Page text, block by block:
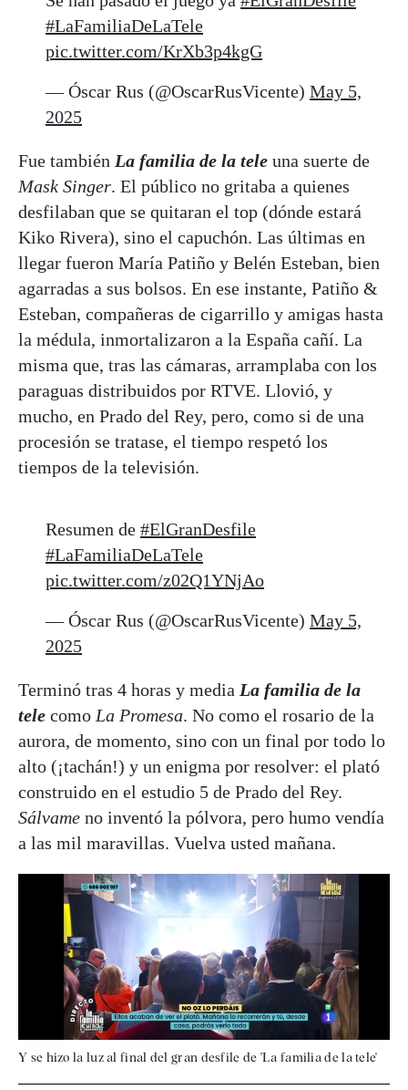
#LaFamiliaDeLaTele
pic.twitter.com/KrXb3p4kgG
— Óscar Rus (@OscarRusVicente) May 5,
2025
Fue también La familia de la tele una suerte de
Mask Singer. El público no gritaba a quienes
desfilaban que se quitaran el top (dónde estará
Kiko Rivera), sino el capuchón. Las últimas en
llegar fueron María Patiño y Belén Esteban, bien
agarradas a sus bolsos. En ese instante, Patiño &
Esteban, compañeras de cigarrillo y amigas hasta
la médula, inmortalizaron a la España cañí. La
misma que, tras las cámaras, arramplaba con los
paraguas distribuidos por RTVE. Llovió, y
mucho, en Prado del Rey, pero, como si de una
procesión se tratase, el tiempo respetó los
tiempos de la televisión.
Resumen de #ElGranDesfile
#LaFamiliaDeLaTele
pic.twitter.com/z02Q1YNjAo
— Óscar Rus (@OscarRusVicente) May 5,
2025
Terminó tras 4 horas y media La familia de la
tele como La Promesa. No como el rosario de la
aurora, de momento, sino con un final por todo lo
alto (¡tachán!) y un enigma por resolver: el plató
construido en el estudio 5 de Prado del Rey.
Sálvame no inventó la pólvora, pero humo vendía
a las mil maravillas. Vuelva usted mañana.
Y se hizo la luz al final del gran desfile de 'La familia de la tele'